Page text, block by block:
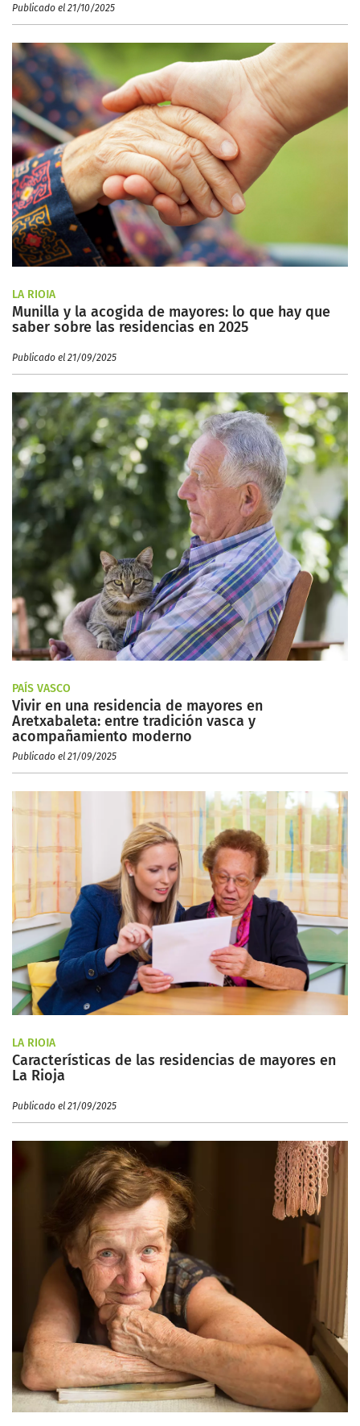
Publicado el 21/10/2025
LA RIOJA
Munilla y la acogida de mayores: lo que hay que
saber sobre las residencias en 2025
Publicado el 21/09/2025
PAÍS VASCO
Vivir en una residencia de mayores en
Aretxabaleta: entre tradición vasca y
acompañamiento moderno
Publicado el 21/09/2025
LA RIOJA
Características de las residencias de mayores en
La Rioja
Publicado el 21/09/2025